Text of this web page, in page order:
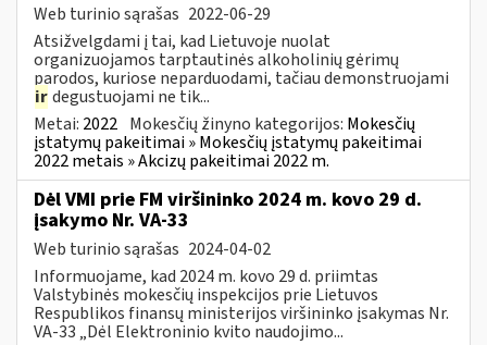
Web turinio sąrašas 2022-06-29
Atsižvelgdami į tai, kad Lietuvoje nuolat
organizuojamos tarptautinės alkoholinių gėrimų
parodos, kuriose neparduodami, tačiau demonstruojami
irdegustuojami ne tik...
Metai: 2022 Mokesčių žinyno kategorijos: Mokesčių
įstatymų pakeitimai » Mokesčių įstatymų pakeitimai
2022 metais » Akcizų pakeitimai 2022 m.
Dėl VMI prie FM viršininko 2024 m. kovo 29 d.
įsakymo Nr. VA-33
Web turinio sąrašas 2024-04-02
Informuojame, kad 2024 m. kovo 29 d. priimtas
Valstybinės mokesčių inspekcijos prie Lietuvos
Respublikos finansų ministerijos viršininko įsakymas Nr.
VA-33 „Dėl Elektroninio kvito naudojimo...